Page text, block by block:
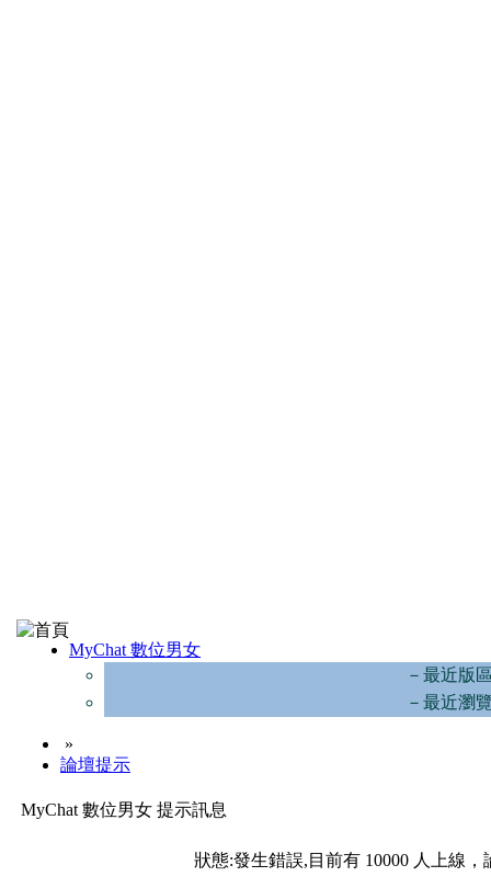
MyChat 數位男女
－最近版
－最近瀏
»
論壇提示
MyChat 數位男女 提示訊息
狀態:發生錯誤,目前有 10000 人上線